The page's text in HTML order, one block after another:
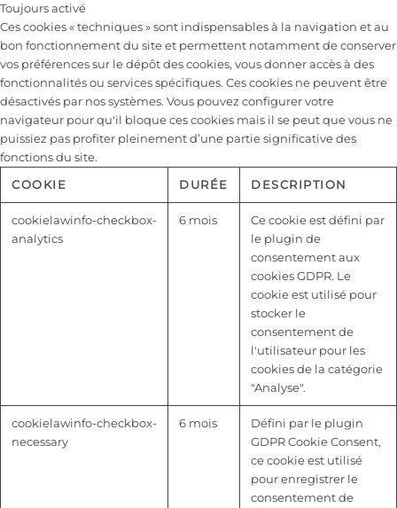
Toujours activé
Ces cookies « techniques » sont indispensables à la navigation et au
bon fonctionnement du site et permettent notamment de conserver
vos préférences sur le dépôt des cookies, vous donner accès à des
fonctionnalités ou services spécifiques. Ces cookies ne peuvent être
désactivés par nos systèmes. Vous pouvez configurer votre
navigateur pour qu'il bloque ces cookies mais il se peut que vous ne
puissiez pas profiter pleinement d’une partie significative des
fonctions du site.
COOKIE
DURÉE DESCRIPTION
cookielawinfo-checkbox-
analytics
6 mois
Ce cookie est défini par
le plugin de
consentement aux
cookies GDPR. Le
cookie est utilisé pour
stocker le
consentement de
l'utilisateur pour les
cookies de la catégorie
"Analyse".
cookielawinfo-checkbox-
necessary
6 mois
Défini par le plugin
GDPR Cookie Consent,
ce cookie est utilisé
pour enregistrer le
consentement de